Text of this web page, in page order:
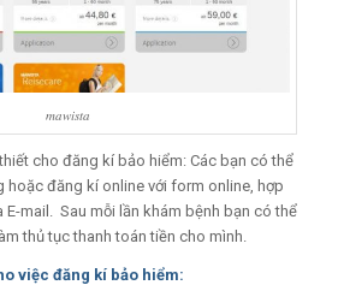
mawista
cho đăng kí bảo hiểm: Các bạn có thể
hoặc đăng kí online với form online, hợp
mail. Sau mỗi lần khám bệnh bạn có thể
thủ tục thanh toán tiền cho mình.
việc đăng kí bảo hiểm: